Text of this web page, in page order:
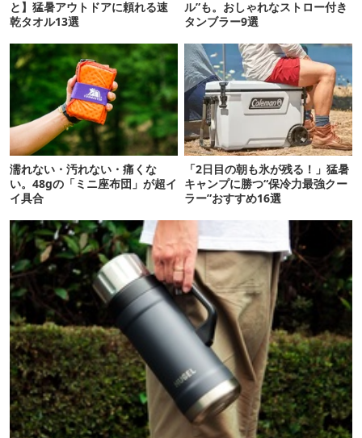
と】猛暑アウトドアに頼れる速
乾タオル13選
ル”も。おしゃれなストロー付き
タンブラー9選
濡れない・汚れない・痛くな
い。48gの「ミニ座布団」が超イ
イ具合
「2日目の朝も氷が残る！」猛暑
キャンプに勝つ“保冷力最強クー
ラー”おすすめ16選